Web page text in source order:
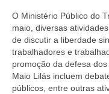
O Ministério Público do
maio, diversas
de discutir a liberdade
trabalhadores e
promoção da defesa
Maio Lilás incluem
públicos, entre outras